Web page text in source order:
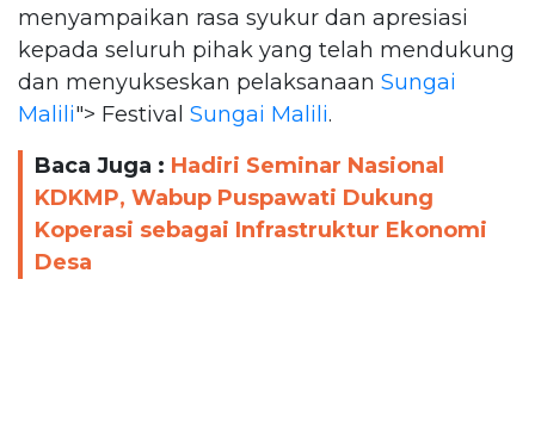
menyampaikan rasa syukur dan apresiasi
kepada seluruh pihak yang telah mendukung
dan menyukseskan pelaksanaan Sungai
Malili"> Festival Sungai Malili.
Baca Juga : Hadiri Seminar Nasional
KDKMP, Wabup Puspawati Dukung
Koperasi sebagai Infrastruktur Ekonomi
Desa